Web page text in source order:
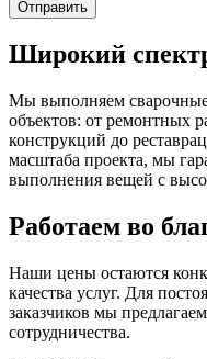
Широкий
Мы выполняем
объектов: от ремонтных
конструкций до
масштаба проекта, мы
выполнения вещей с
Работаем во
Наши цены остаются
качества услуг. Для
заказчиков мы
сотрудничества.